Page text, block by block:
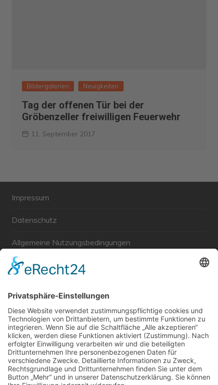
Bildergalerien Neuigkeiten
Tag der offenen Tür bei der
Gröbenzeller freiwilligen Feuerwehr
11. September 2017
Impressum
Datenschutz
Allgemeine Nutzungsbedingungen
Links
Unabhängige WählerGemeinschaft Gröbenzell
Wir sind ein Querschnitt der Gesellschaft bezüglich des
Alters, der Berufe, Herkunft, Interessen und Ansichten.
Bei uns kann man nicht Mitglied werden und wir haben
keine starren Strukturen, aber dafür viel Energie und